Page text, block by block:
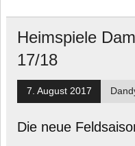
Heimspiele
17/18
7. August 2017
Die neue